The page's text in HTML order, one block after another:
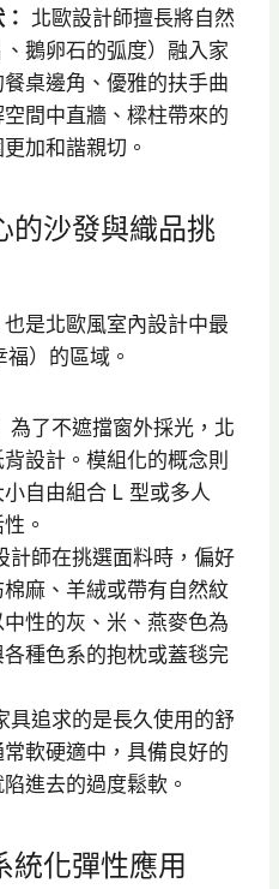
北歐設計師擅長將自然
鵝卵石的弧度）融入家
桌邊角、優雅的扶手曲
間中直牆、樑柱帶來的
加和諧親切。
的沙發與織品挑
是北歐風室內設計中最
）的區域。
為了不遮擋窗外採光，北
設計。模組化的概念則
自由組合 L 型或多人
。
計師在挑選面料時，偏好
麻、羊絨或帶有自然紋
性的灰、米、燕麥色為
種色系的抱枕或蓋毯完
具追求的是長久使用的舒
軟硬適中，具備良好的
進去的過度鬆軟。
統化彈性應用